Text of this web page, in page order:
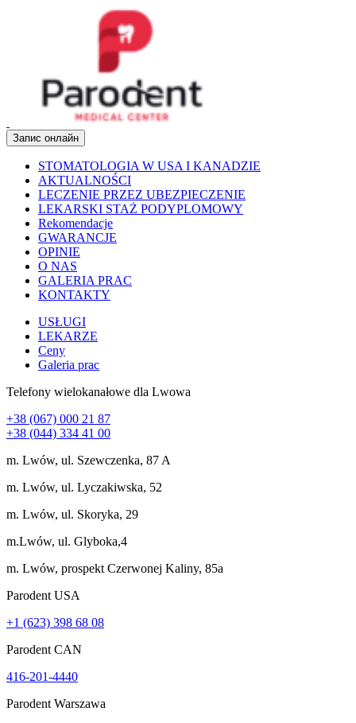
Запис онлайн
STOMATOLOGIA W USA I KANADZIE
AKTUALNOŚCI
LECZENIE PRZEZ UBEZPIECZENIE
LEKARSKI STAŻ PODYPLOMOWY
Rekomendacje
GWARANCJE
OPINIE
O NAS
GALERIA PRAC
KONTAKTY
USŁUGI
LEKARZE
Ceny
Galeria prac
Telefony wielokanałowe dla Lwowa
+38 (067) 000 21 87
+38 (044) 334 41 00
m. Lwów, ul. Szewczenka, 87 A
m. Lwów, ul. Lyczakiwska, 52
m. Lwów, ul. Skoryka, 29
m.Lwów, ul. Glyboka,4
m. Lwów, prospekt Czerwonej Kaliny, 85a
Parodent USА
+1 (623) 398 68 08
Parodent CAN
416-201-4440
Parodent Warszawa